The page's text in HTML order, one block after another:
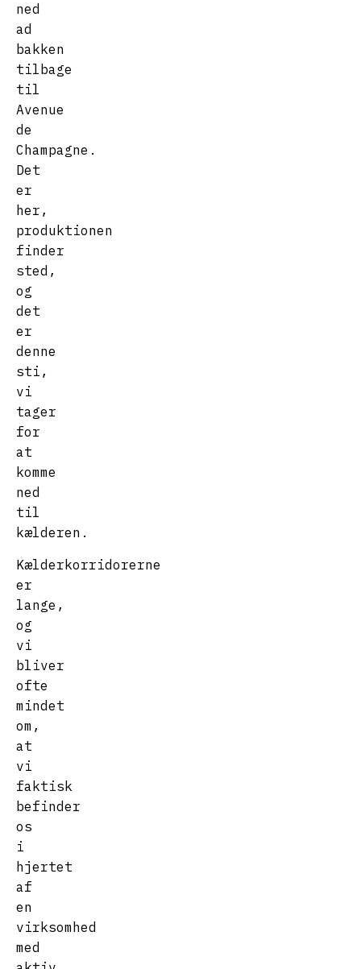
ned
ad
bakken
tilbage
til
Avenue
de
Champagne.
Det
er
her,
produktionen
finder
sted,
og
det
er
denne
sti,
vi
tager
for
at
komme
ned
til
kælderen.
Kælderkorridorerne
er
lange,
og
vi
bliver
ofte
mindet
om,
at
vi
faktisk
befinder
os
i
hjertet
af
en
virksomhed
med